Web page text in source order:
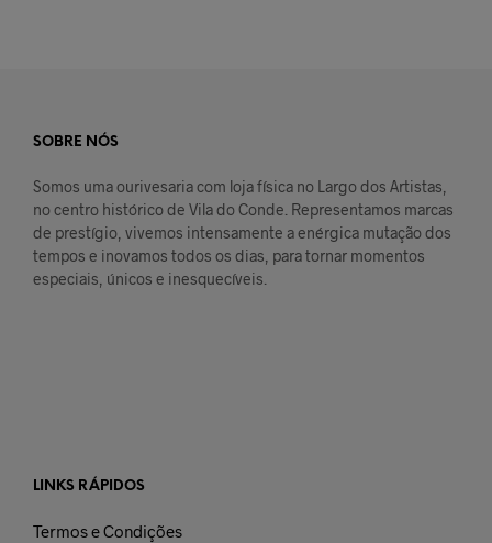
SOBRE NÓS
Somos uma ourivesaria com loja física no Largo dos Artistas,
no centro histórico de Vila do Conde. Representamos marcas
de prestígio, vivemos intensamente a enérgica mutação dos
tempos e inovamos todos os dias, para tornar momentos
especiais, únicos e inesquecíveis.
LINKS RÁPIDOS
Termos e Condições